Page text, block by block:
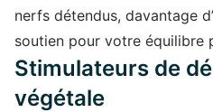
nerfs détendus, davantage
soutien pour votre équilibre
Stimulateurs de
végétale